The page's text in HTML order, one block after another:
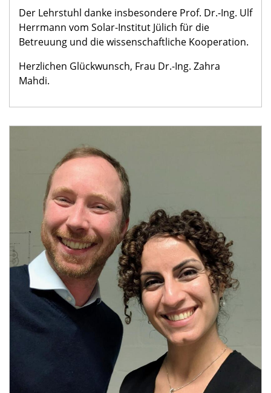
Der Lehrstuhl danke insbesondere Prof. Dr.-Ing. Ulf
Herrmann vom Solar-Institut Jülich für die
Betreuung und die wissenschaftliche Kooperation.
Herzlichen Glückwunsch, Frau Dr.-Ing. Zahra
Mahdi.